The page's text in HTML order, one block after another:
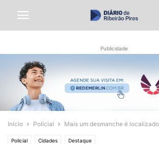
Publicidade
Início Policial Mais um desmanche é
Policial Cidades Destaque